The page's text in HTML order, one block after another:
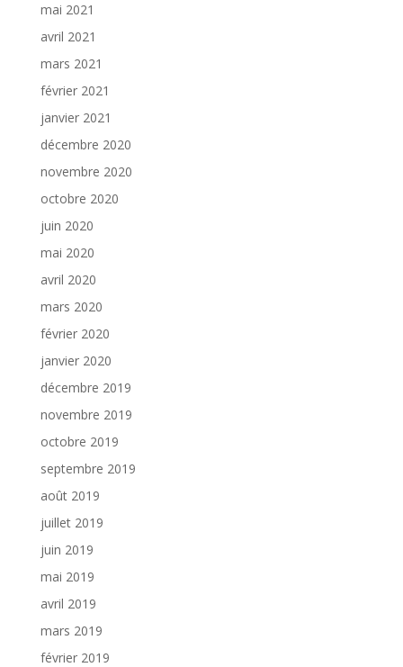
mai 2021
avril 2021
mars 2021
février 2021
janvier 2021
décembre 2020
novembre 2020
octobre 2020
juin 2020
mai 2020
avril 2020
mars 2020
février 2020
janvier 2020
décembre 2019
novembre 2019
octobre 2019
septembre 2019
août 2019
juillet 2019
juin 2019
mai 2019
avril 2019
mars 2019
février 2019